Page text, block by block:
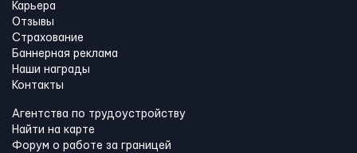
Карьера
Отзывы
Страхование
Баннерная реклама
Наши награды
Контакты
Агентства по трудоустройству
Найти на карте
Форум о работе за границей